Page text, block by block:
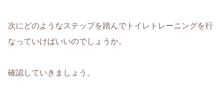
次にどのようなステップを踏んでトイレトレーニングを行
なっていけばいいのでしょうか。
確認していきましょう。